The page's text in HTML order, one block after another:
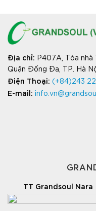
Địa chỉ: P407A, Tòa nhà
Quận Đống Đa, TP. Hà
Điện Thoại: (+84)243
E-mail:
TT Grandsoul Nara